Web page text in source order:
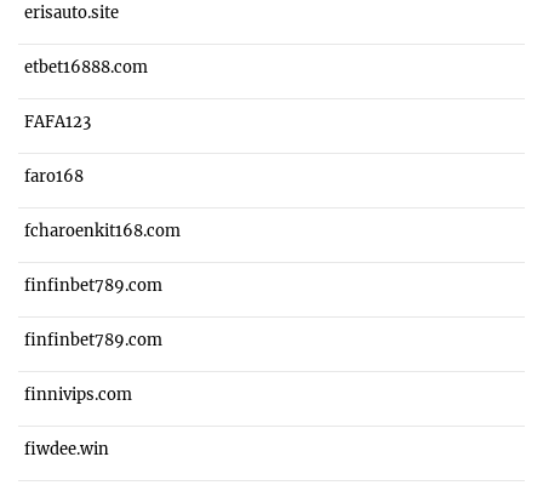
erisauto.site
etbet16888.com
FAFA123
faro168
fcharoenkit168.com
finfinbet789.com
finfinbet789.com
finnivips.com
fiwdee.win